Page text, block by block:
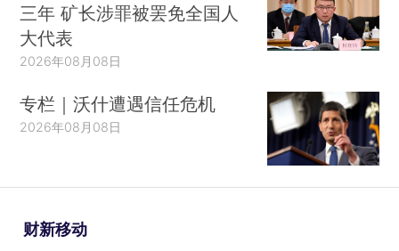
三年 矿长涉罪被罢免全国人
大代表
2026年08月08日
专栏｜沃什遭遇信任危机
2026年08月08日
财新移动